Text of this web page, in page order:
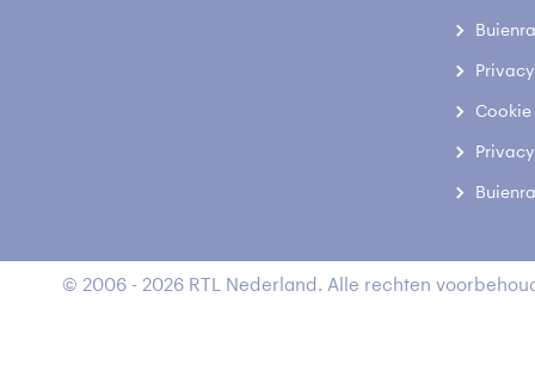
© 2006 - 2026 RTL Nederland. Alle rechten